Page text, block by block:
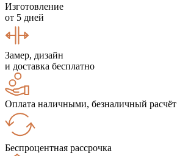
Изготовление
от 5 дней
Замер, дизайн
и доставка бесплатно
Оплата наличными, безналичный расчёт
Беспроцентная рассрочка